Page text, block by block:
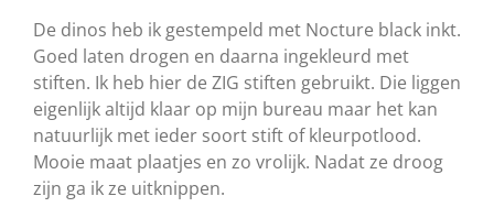
De dinos heb ik gestempeld met Nocture black inkt.
Goed laten drogen en daarna ingekleurd met
stiften. Ik heb hier de ZIG stiften gebruikt. Die liggen
eigenlijk altijd klaar op mijn bureau maar het kan
natuurlijk met ieder soort stift of kleurpotlood.
Mooie maat plaatjes en zo vrolijk. Nadat ze droog
zijn ga ik ze uitknippen.